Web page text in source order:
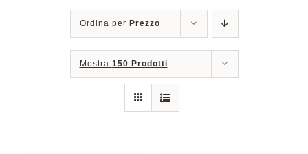
Maria Luigia d’Asburgo
Ordina per Prezzo
Mostra 150 Prodotti